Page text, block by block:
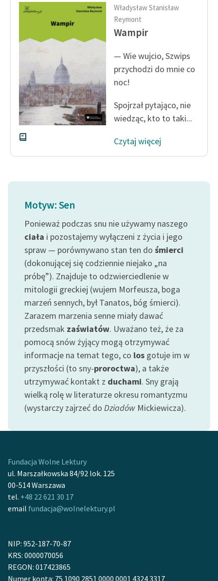
Władysław Stanisław
Reymont
Wampir
— Wie wujcio, Szwips
przychodzi do mnie co
noc!
Spojrzał pytająco, nie
wiedząc, kto to taki...
Czytaj więcej
Motyw: Sen
Ponieważ podczas snu nie używamy naszego
ciała i pozostajemy wyłączeni z życia i jego
spraw — porównywano stan ten do śmierci
(dokonującej się codziennie niejako „na
próbę”). Znajduje to odzwierciedlenie w
mitologii greckiej (wujem Morfeusza, boga
marzeń sennych, był Tanatos, bóg śmierci).
Zarazem marzenia senne miały dawać
przedsmak zaświatów. Uważano też, że za
pomocą snów żyjący mogą otrzymywać
informacje na temat tego, co los gotuje im w
przyszłości (to sny-proroctwa), a także
utrzymywać kontakt z duchami. Sny grają
wielką rolę w literaturze okresu romantyzmu
(wystarczy zajrzeć do Dziadów Mickiewicza).
Fundacja Wolne Lektury
ul. Marszałkowska 84/92 lok. 125
00-514 Warszawa
tel. +48 22 621 30 17
email fundacja@wolnelektury.pl
NIP: 952-187-70-87
KRS: 0000070056
REGON: 017423865
Numer konta: 75 1090 2851 0000 0001 4324 3317